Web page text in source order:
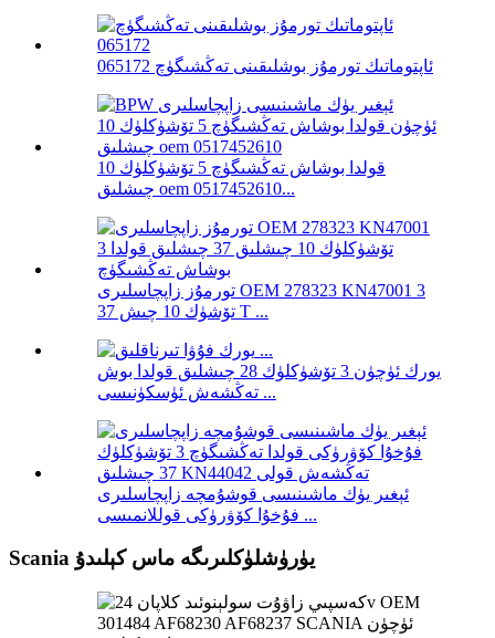
ئاپتوماتىك تورمۇز بوشلىقىنى تەڭشىگۈچ 065172
قولدا بوشاش تەڭشىگۈچ 5 تۆشۈكلۈك 10
چىشلىق oem 0517452610...
تورمۇز زاپچاسلىرى OEM 278323 KN47001 3
تۆشۈك 10 چىش 37 T ...
يورك ئۈچۈن 3 تۆشۈكلۈك 28 چىشلىق قولدا بوش
تەڭشەش ئۈسكۈنىسى ...
ئېغىر يۈك ماشىنىسى قوشۇمچە زاپچاسلىرى
فۇخۇا كۆۋرۈكى قوللانمىسى ...
Scania يۈرۈشلۈكلىرىگە ماس كېلىدۇ